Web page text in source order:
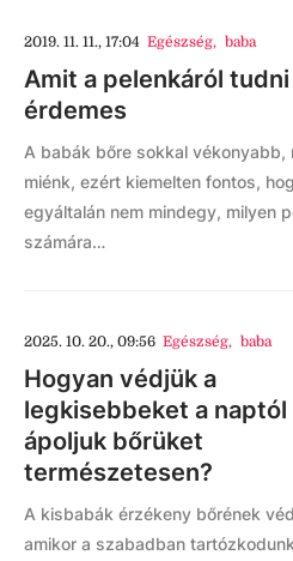
2019. 11. 11., 17:04 Egészség, baba
Amit a pelenkáról tudni
érdemes
A babák bőre sokkal vékonyabb,
miénk, ezért kiemelten fontos,
egyáltalán nem mindegy, milyen
számára…
2025. 10. 20., 09:56 Egészség, baba
Hogyan védjük a
legkisebbeket a naptól
ápoljuk bőrüket
természetesen?
A kisbabák érzékeny bőrének
amikor a szabadban